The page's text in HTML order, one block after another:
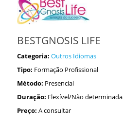
BESTGNOSIS LIFE
Categoria: Outros Idiomas
Tipo: Formação Profissional
Método: Presencial
Duração: Flexível/Não determinada
Preço: A consultar